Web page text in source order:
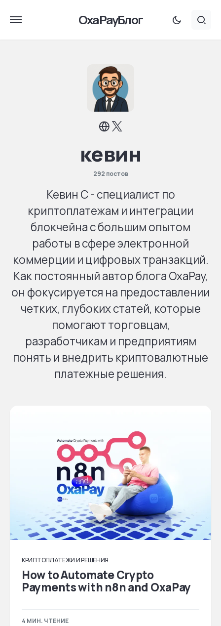
OxaPayБлог
кевин
292 постов
Кевин С - специалист по
криптоплатежам и интеграции
блокчейна с большим опытом
работы в сфере электронной
коммерции и цифровых транзакций.
Как постоянный автор блога OxaPay,
он фокусируется на предоставлении
четких, глубоких статей, которые
помогают торговцам,
разработчикам и предприятиям
понять и внедрить криптовалютные
платежные решения.
КРИПТОПЛАТЕЖИ И РЕШЕНИЯ
How to Automate Crypto
Payments with n8n and OxaPay
4 МИН. ЧТЕНИЕ